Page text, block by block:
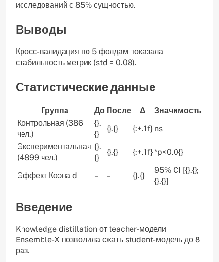
исследований с 85% сущностью.
Выводы
Кросс-валидация по 5 фолдам показала
стабильность метрик (std = 0.08).
Статистические данные
Группа До После Δ
Значимость
Контрольная (386
чел.)
{}.
{}
{}.{} {:+.1f} ns
Экспериментальная
(4899 чел.)
{}.
{}
{}.{} {:+.1f} *p<0.0{}
Эффект Коэна d – – {}.{}
95% CI [{}.{};
{}.{}]
Введение
Knowledge distillation от teacher-модели
Ensemble-X позволила сжать student-модель до 8
раз.